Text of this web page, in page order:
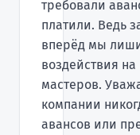
требовали
платили. Ведь
вперёд мы
воздействия
мастеров.
компании
авансов или